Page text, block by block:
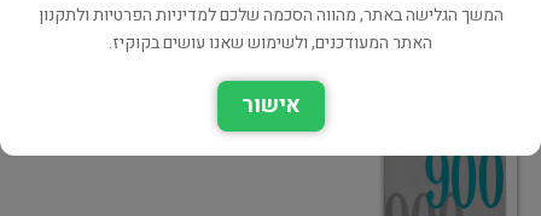
English 900, Book Four
בלשנות ושפות
המשך הגלישה באתר, מהווה הסכמה שלכם למדיניות הפרטיות ולתקנון
האתר המעודכנים, ולשימוש שאנו עושים בקוקיז.
אישור